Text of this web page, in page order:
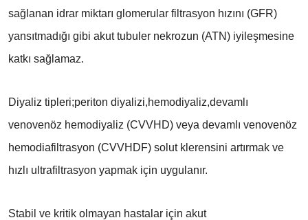
sağlanan idrar miktarı glomerular filtrasyon hızını (GFR)
yansıtmadığı gibi akut tubuler nekrozun (ATN) iyileşmesine
katkı sağlamaz.
Diyaliz tipleri;periton diyalizi,hemodiyaliz,devamlı
venovenöz hemodiyaliz (CVVHD) veya devamlı venovenöz
hemodiafiltrasyon (CVVHDF) solut klerensini artırmak ve
hızlı ultrafiltrasyon yapmak için uygulanır.
Stabil ve kritik olmayan hastalar için akut